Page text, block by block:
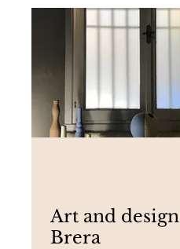
Art and design in
Brera